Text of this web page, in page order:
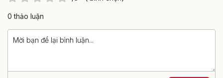
0 thảo luận